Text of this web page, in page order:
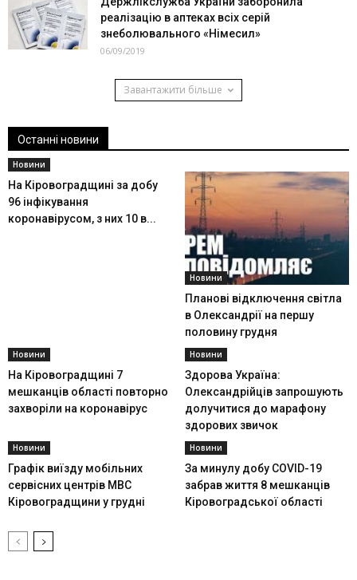
реалізацію в аптеках всіх серій
знеболювального «Німесил»
06/09/2019
Завантажити більше
Останні новини
Новини
На Кіровоградщині за добу
96 інфікування
коронавірусом, з них 10 в...
Новини
Планові відключення світла
в Олександрії на першу
половину грудня
Новини
На Кіровоградщині 7
мешканців області повторно
захворіли на коронавірус
Новини
Здорова Україна:
Олександрійців запрошують
долучитися до марафону
здорових звичок
Новини
Графік виїзду мобільних
сервісних центрів МВС
Кіровоградщини у грудні
Новини
За минулу добу COVID-19
забрав життя 8 мешканців
Кіровоградської області